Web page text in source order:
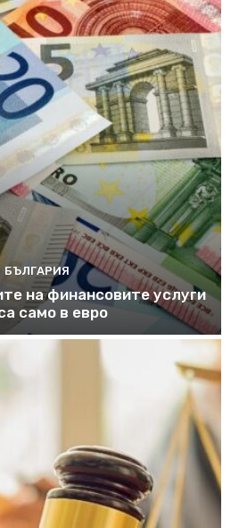
БЪЛГАРИЯ
на финансовите услуги
само в евро